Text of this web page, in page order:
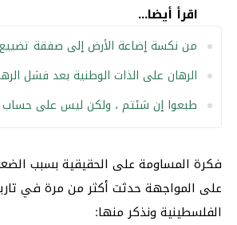
اقرأ أيضا...
من نكسة إضاعة الأرض إلى صفقة
الرهان على الذات الوطنية بعد فشل
طبعوا إن شئتم ، ولكن ليس على حساب
فكرة المساومة على الحقيقية بسبب
على المواجهة حدثت أكثر من مرة في
الفلسطينية ونذكر منها: